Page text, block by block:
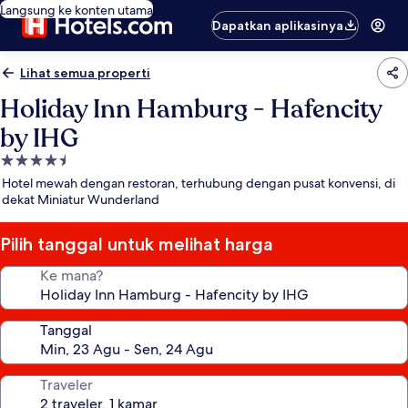
Langsung ke konten utama
Dapatkan aplikasinya
Lihat semua properti
Holiday Inn Hamburg - Hafencity
by IHG
Properti
bintang
4.5
Hotel mewah dengan restoran, terhubung dengan pusat konvensi, di
dekat Miniatur Wunderland
Pilih tanggal untuk melihat harga
Ke mana?
Tanggal
Traveler